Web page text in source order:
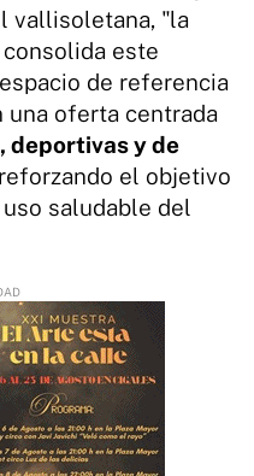
vallisoletana, "la
consolida este
de referencia
una oferta centrada
deportivas y de
el objetivo
saludable del